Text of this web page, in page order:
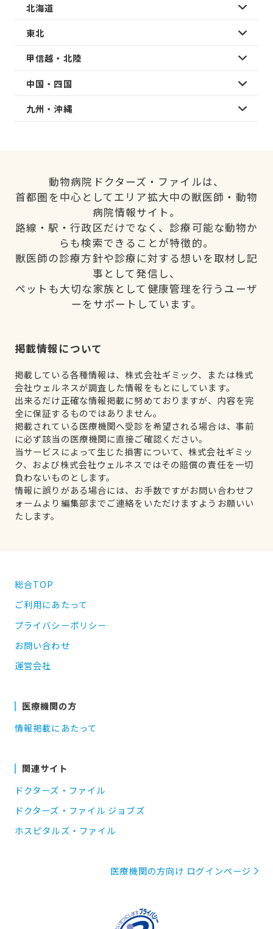
北海道
東北
甲信越・北陸
中国・四国
九州・沖縄
動物病院ドクターズ・ファイルは、
首都圏を中心としてエリア拡大中の獣医師・動物
病院情報サイト。
路線・駅・行政区だけでなく、診療可能な動物か
らも検索できることが特徴的。
獣医師の診療方針や診療に対する想いを取材し記
事として発信し、
ペットも大切な家族として健康管理を行うユーザ
ーをサポートしています。
掲載情報について
掲載している各種情報は、株式会社ギミック、または株式
会社ウェルネスが調査した情報をもとにしています。
出来るだけ正確な情報掲載に努めておりますが、内容を完
全に保証するものではありません。
掲載されている医療機関へ受診を希望される場合は、事前
に必ず該当の医療機関に直接ご確認ください。
当サービスによって生じた損害について、株式会社ギミッ
ク、および株式会社ウェルネスではその賠償の責任を一切
負わないものとします。
情報に誤りがある場合には、お手数ですがお問い合わせフ
ォームより編集部までご連絡をいただけますようお願いい
たします。
総合TOP
ご利用にあたって
プライバシーポリシー
お問い合わせ
運営会社
医療機関の方
情報掲載にあたって
関連サイト
ドクターズ・ファイル
ドクターズ・ファイル ジョブズ
ホスピタルズ・ファイル
医療機関の方向け ログインページ